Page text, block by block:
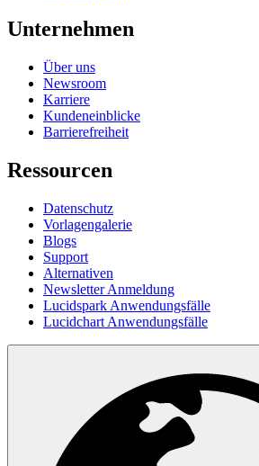
Unternehmen
Über uns
Newsroom
Karriere
Kundeneinblicke
Barrierefreiheit
Ressourcen
Datenschutz
Vorlagengalerie
Blogs
Support
Alternativen
Newsletter Anmeldung
Lucidspark Anwendungsfälle
Lucidchart Anwendungsfälle